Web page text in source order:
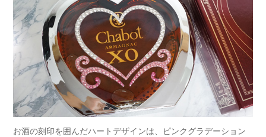
お酒の刻印を囲んだハートデザインは、ピンクグラデーション